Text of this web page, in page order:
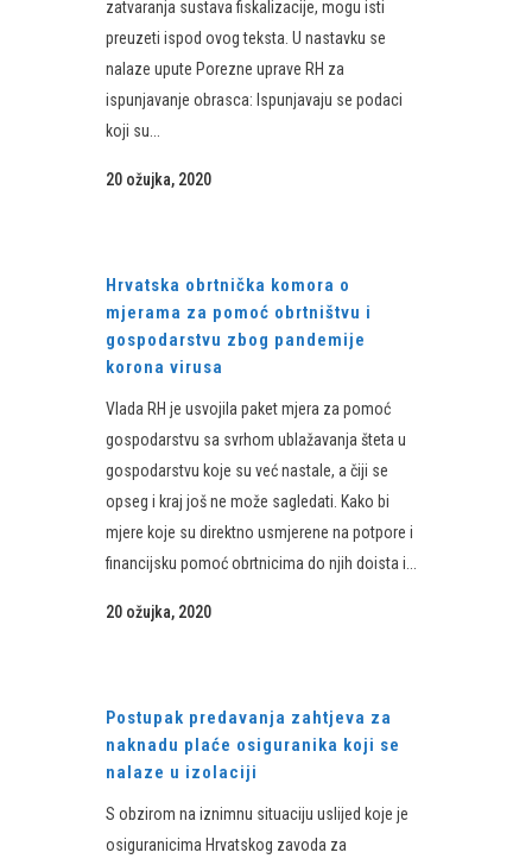
zatvaranja sustava fiskalizacije, mogu isti
preuzeti ispod ovog teksta. U nastavku se
nalaze upute Porezne uprave RH za
ispunjavanje obrasca: Ispunjavaju se podaci
koji su...
20 ožujka, 2020
Hrvatska obrtnička komora o
mjerama za pomoć obrtništvu i
gospodarstvu zbog pandemije
korona virusa
Vlada RH je usvojila paket mjera za pomoć
gospodarstvu sa svrhom ublažavanja šteta u
gospodarstvu koje su već nastale, a čiji se
opseg i kraj još ne može sagledati. Kako bi
mjere koje su direktno usmjerene na potpore i
financijsku pomoć obrtnicima do njih doista i...
20 ožujka, 2020
Postupak predavanja zahtjeva za
naknadu plaće osiguranika koji se
nalaze u izolaciji
S obzirom na iznimnu situaciju uslijed koje je
osiguranicima Hrvatskog zavoda za